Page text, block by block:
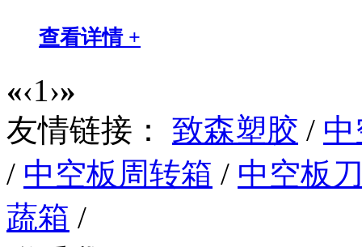
查看详情 +
«‹1›»
友情链接：
致森塑胶 /
/ 中空板周转箱 / 中空板
蔬箱 /